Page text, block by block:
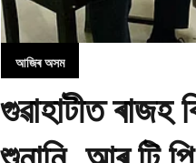
আজিৰ অসম
গুৱাহাটীত ৰাজহ